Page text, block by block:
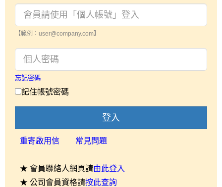
【範例：user@company.com】
忘記密碼
記住帳號密碼
登入
重寄啟用信 常見問題
★ 會員聯絡人網頁請由此登入
★ 公司會員資格請按此查詢